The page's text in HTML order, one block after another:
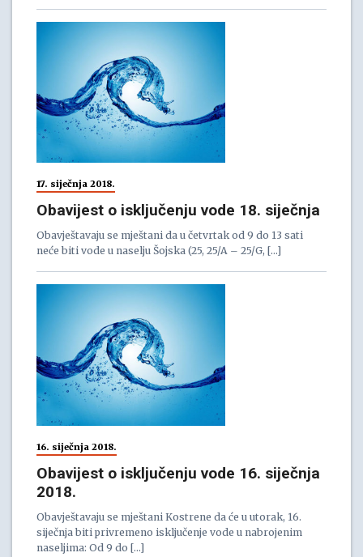
17. siječnja 2018.
Obavijest o isključenju vode 18. siječnja
Obavještavaju se mještani da u četvrtak od 9 do 13 sati
neće biti vode u naselju Šojska (25, 25/A – 25/G, […]
16. siječnja 2018.
Obavijest o isključenju vode 16. siječnja
2018.
Obavještavaju se mještani Kostrene da će u utorak, 16.
siječnja biti privremeno isključenje vode u nabrojenim
naseljima: Od 9 do […]